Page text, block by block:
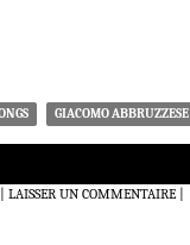
GIACOMO ABBRUZZESE
LAISSER UN COMMENTAIRE|